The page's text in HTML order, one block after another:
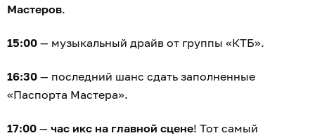
Мастеров.
15:00 — музыкальный драйв от группы «КТБ».
16:30 — последний шанс сдать заполненные
«Паспорта Мастера».
17:00 — час икс на главной сцене! Тот самый